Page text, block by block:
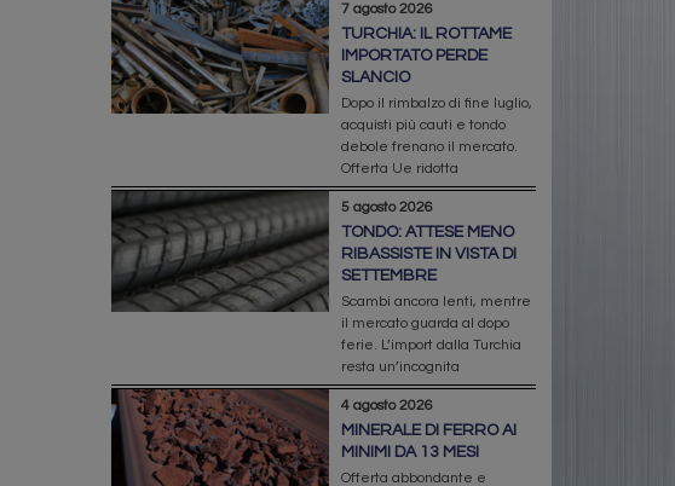
7 agosto 2026
TURCHIA: IL ROTTAME
IMPORTATO PERDE
SLANCIO
Dopo il rimbalzo di fine luglio,
acquisti più cauti e tondo
debole frenano il mercato.
Offerta Ue ridotta
5 agosto 2026
TONDO: ATTESE MENO
RIBASSISTE IN VISTA DI
SETTEMBRE
Scambi ancora lenti, mentre
il mercato guarda al dopo
ferie. L’import dalla Turchia
resta un’incognita
4 agosto 2026
MINERALE DI FERRO AI
MINIMI DA 13 MESI
Offerta abbondante e